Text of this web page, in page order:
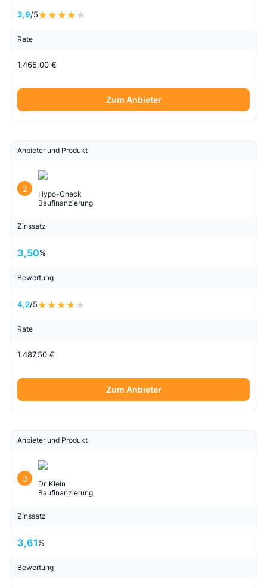
3,9/5
Rate
1.465,00 €
Zum Anbieter
Anbieter und Produkt
2
Hypo-Check
Baufinanzierung
Zinssatz
3,50%
Bewertung
4,2/5
Rate
1.487,50 €
Zum Anbieter
Anbieter und Produkt
3
Dr. Klein
Baufinanzierung
Zinssatz
3,61%
Bewertung